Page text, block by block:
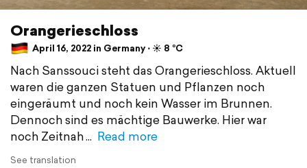
Orangerieschloss
April 16, 2022 in Germany ⋅ ☀️ 8 °C
Nach Sanssouci steht das Orangerieschloss. Aktuell
waren die ganzen Statuen und Pflanzen noch
eingeräumt und noch kein Wasser im Brunnen.
Dennoch sind es mächtige Bauwerke. Hier war
noch Zeitnah
Read more
See translation